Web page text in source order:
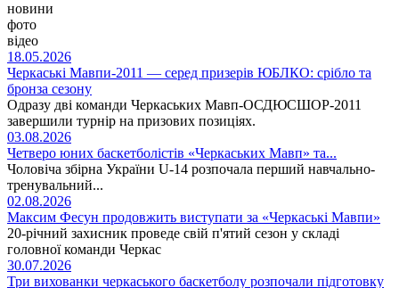
новини
фото
відео
18.05.2026
Черкаські Мавпи-2011 — серед призерів ЮБЛКО: срібло та
бронза сезону
Одразу дві команди Черкаських Мавп-ОСДЮСШОР-2011
завершили турнір на призових позиціях.
03.08.2026
Четверо юних баскетболістів «Черкаських Мавп» та...
Чоловіча збірна України U-14 розпочала перший навчально-
тренувальний...
02.08.2026
Максим Фесун продовжить виступати за «Черкаські Мавпи»
20-річний захисник проведе свій п'ятий сезон у складі
головної команди Черкас
30.07.2026
Три вихованки черкаського баскетболу розпочали підготовку